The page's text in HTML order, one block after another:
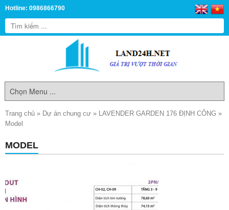
Hotline: 0986866790
Trang chủ » Dự án chung cư » LAVENDER GARDEN 176 ĐỊNH CÔNG »
Model
MODEL